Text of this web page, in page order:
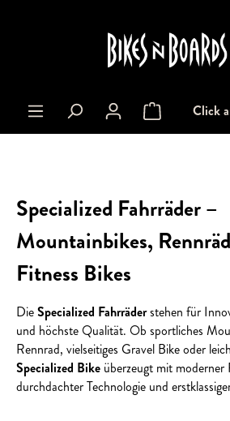
WarenkorbClick
Specialized Fahrräder –
Mountainbikes,
Fitness Bikes
DieSpecialized Fahrräderstehen für
und höchste Qualität. Ob sportliches
Rennrad, vielseitiges Gravel Bike oder
Specialized Bike überzeugt mit moderner
durchdachter Technologie und